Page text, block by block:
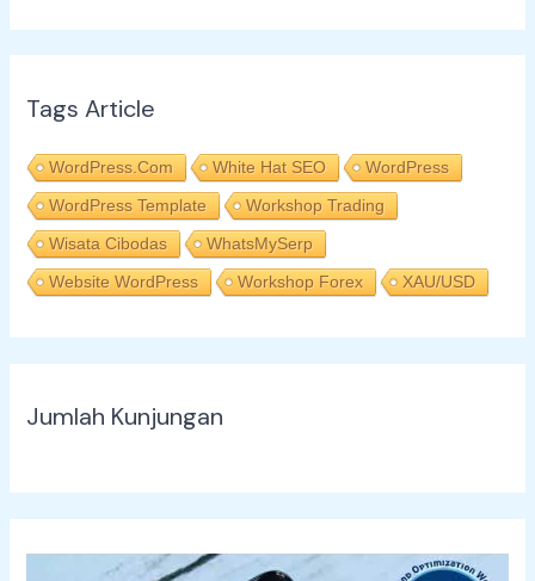
Tags Article
WordPress.com White Hat SEO
WordPress
WordPress Template
Workshop Trading
Wisata Cibodas
WhatsMySerp
Website WordPress
Workshop Forex XAU/USD
Jumlah Kunjungan